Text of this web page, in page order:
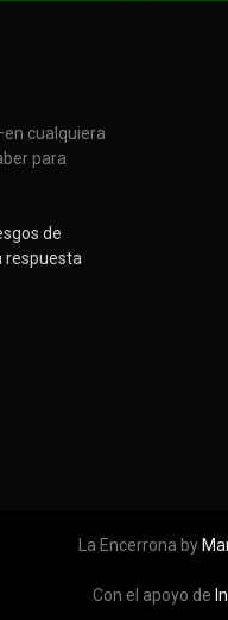
cualquiera
para
de
respuesta
La Encerrona by
Con el apoyo de